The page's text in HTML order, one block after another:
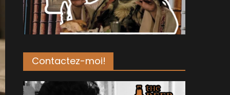
Contactez-moi!